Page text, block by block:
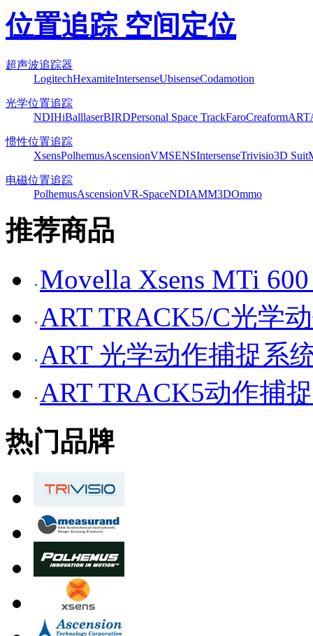
位置追踪 空间定位
超声波追踪器
LogitechHexamiteIntersenseUbisenseCodamotion
光学位置追踪
NDIHiBalllaserBIRDPersonal Space TrackFaroCreaformART
惯性位置追踪
XsensPolhemusAscensionVMSENSIntersenseTrivisio3D Suit
电磁位置追踪
PolhemusAscensionVR-SpaceNDIAMM3DOmmo
推荐商品
Movella Xsens MTi
ART TRACK5/C光学
ART 光学动作捕捉系
ART TRACK5动作捕
热门品牌